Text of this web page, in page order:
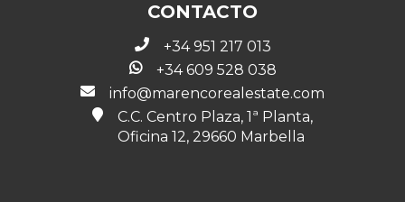
CONTACTO
+34 951 217 013
+34 609 528 038
info@marencorealestate.com
C.C. Centro Plaza, 1ª Planta,
Oficina 12, 29660 Marbella